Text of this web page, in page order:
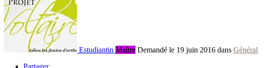
Estudiantin Maître Demandé le 19 juin 2016 dans Général
Partager